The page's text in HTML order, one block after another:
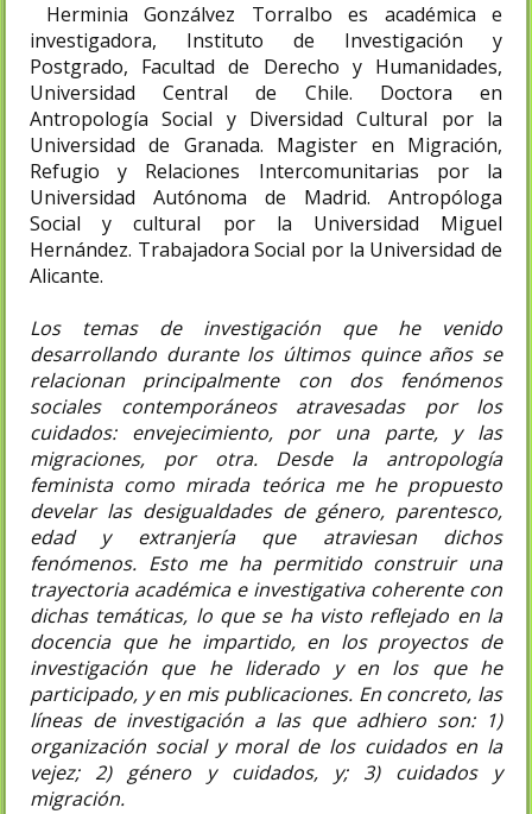
Herminia Gonzálvez Torralbo es académica e
investigadora, Instituto de Investigación y
Postgrado, Facultad de Derecho y Humanidades,
Universidad Central de Chile. Doctora en
Antropología Social y Diversidad Cultural por la
Universidad de Granada. Magister en Migración,
Refugio y Relaciones Intercomunitarias por la
Universidad Autónoma de Madrid. Antropóloga
Social y cultural por la Universidad Miguel
Hernández. Trabajadora Social por la Universidad de
Alicante.
Los temas de investigación que he venido
desarrollando durante los últimos quince años se
relacionan principalmente con dos fenómenos
sociales contemporáneos atravesadas por los
cuidados: envejecimiento, por una parte, y las
migraciones, por otra. Desde la antropología
feminista como mirada teórica me he propuesto
develar las desigualdades de género, parentesco,
edad y extranjería que atraviesan dichos
fenómenos. Esto me ha permitido construir una
trayectoria académica e investigativa coherente con
dichas temáticas, lo que se ha visto reflejado en la
docencia que he impartido, en los proyectos de
investigación que he liderado y en los que he
participado, y en mis publicaciones. En concreto, las
líneas de investigación a las que adhiero son: 1)
organización social y moral de los cuidados en la
vejez; 2) género y cuidados, y; 3) cuidados y
migración.